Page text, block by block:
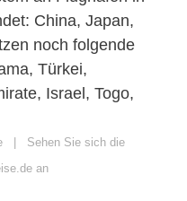
China, Japan,
noch folgende
Türkei,
Israel, Togo,
| Sehen Sie sich die
an